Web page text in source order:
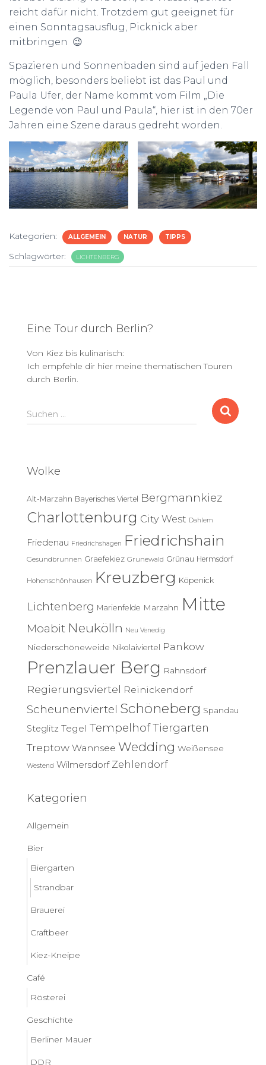
reicht dafür nicht. Trotzdem gut geeignet für
einen Sonntagsausflug, Picknick aber
mitbringen 😉
Spazieren und Sonnenbaden sind auf jeden Fall
möglich, besonders beliebt ist das Paul und
Paula Ufer, der Name kommt vom Film „Die
Legende von Paul und Paula“, hier ist in den 70er
Jahren eine Szene daraus gedreht worden.
Kategorien: ALLGEMEIN NATUR TIPPS
Schlagwörter: LICHTENBERG
Eine Tour durch Berlin?
Von Kiez bis kulinarisch:
Ich empfehle dir hier meine thematischen Touren
durch Berlin.
S
u
n
a
c
:
Suchen …
Wolke
Alt-Marzahn Bayerisches Viertel Bergmannkiez
Charlottenburg City West Dahlem
Friedenau Friedrichshagen Friedrichshain
Gesundbrunnen Graefekiez Grunewald Grünau Hermsdorf
Hohenschönhausen Kreuzberg Köpenick
Lichtenberg Marienfelde Marzahn Mitte
Moabit Neukölln Neu Venedig
Niederschöneweide Nikolaiviertel Pankow
Prenzlauer Berg Rahnsdorf
Regierungsviertel Reinickendorf
Scheunenviertel Schöneberg Spandau
Steglitz Tegel TempelhofTiergarten
Treptow Wannsee Wedding Weißensee
Westend Wilmersdorf Zehlendorf
Kategorien
Allgemein
Bier
Biergarten
Strandbar
Brauerei
Craftbeer
Kiez-Kneipe
Café
Rösterei
Geschichte
Berliner Mauer
DDR